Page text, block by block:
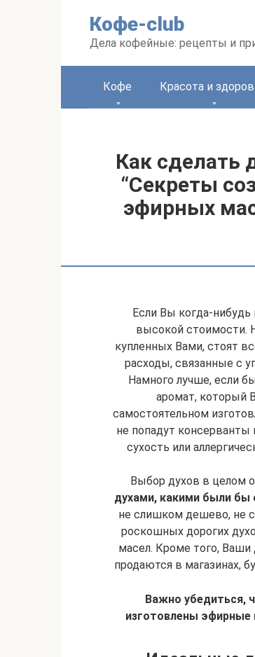
Кофе-club
Дела кофейные: рецепты и
Кофе Красота и
Как сделать
“Секреты
эфирных
Если Вы когда-нибудь
высокой стоимости.
купленных Вами, стоят
расходы, связанные с
Намного лучше, если
аромат, который
самостоятельном
не попадут
сухость или
Выбор духов в целом
духами, какими были бы
не слишком дешево, не
роскошных дорогих
масел. Кроме того, Ваши
продаются в магазинах,
Важно убедиться,
изготовлены эфирные